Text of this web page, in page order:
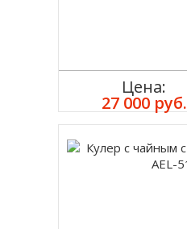
Цена:
27 000 руб.